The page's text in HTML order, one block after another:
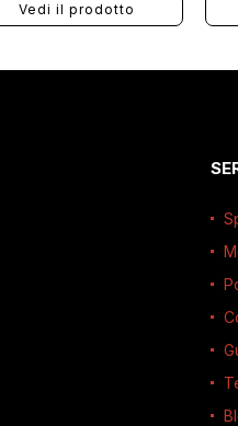
Vedi il prodotto